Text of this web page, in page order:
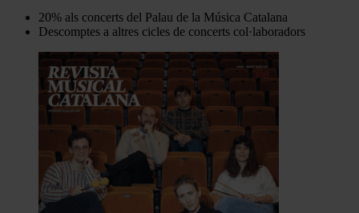
20% als concerts del Palau de la Música Catalana
Descomptes a altres cicles de concerts col·laboradors